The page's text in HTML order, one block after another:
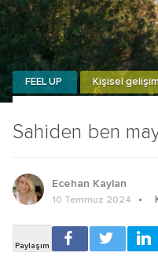
Sahiden ben
FEEL UP Kişisel
Ecehan Kaylan
10 Temmuz 2024